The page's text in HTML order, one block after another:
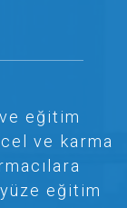
eğitim
ve karma
eğitim